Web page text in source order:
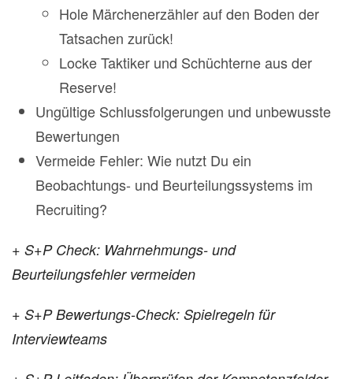
Hole Märchenerzähler auf den Boden der
Tatsachen zurück!
Locke Taktiker und Schüchterne aus der
Reserve!
Ungültige Schlussfolgerungen und unbewusste
Bewertungen
Vermeide Fehler: Wie nutzt Du ein
Beobachtungs- und Beurteilungssystems im
Recruiting?
+ S+P Check: Wahrnehmungs- und
Beurteilungsfehler vermeiden
+ S+P Bewertungs-Check: Spielregeln für
Interviewteams